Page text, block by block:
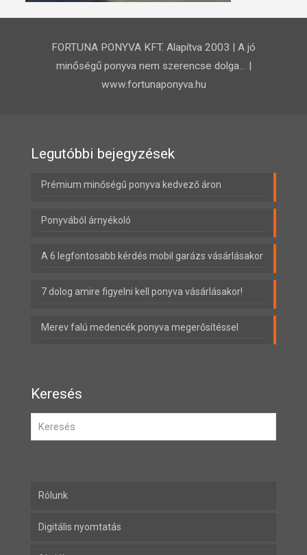
FORTUNA PONYVA KFT. Alapítva 2003 | A jó
minőségű ponyva nem szerencse dolga… |
www.fortunaponyva.hu
Legutóbbi bejegyzések
Prémium minőségű ponyva kedvező áron
Ponyvából árnyékoló
A 6 legfontosabb kérdés mobil garázs vásárlásakor
7 dolog amire figyelni kell ponyva vásárlásakor!
Merev falú medencék ponyva megerősítéssel
Keresés
Rólunk
Digitális nyomtatás